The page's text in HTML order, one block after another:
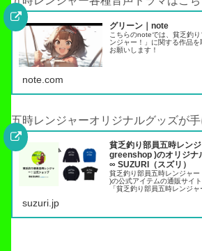
グリーン｜note
こちらのnoteでは、貧乏釣
ンジャー！」に関する作品
お願いします！
note.com
五時レンジャーオリジナルグッズが手
貧乏釣り部員五時レン
greenshop )のオリジナ
∞ SUZURI（スズリ）
貧乏釣り部員五時レンジャ
)の公式アイテムの通販サイ
「貧乏釣り部員五時レンジ
suzuri.jp